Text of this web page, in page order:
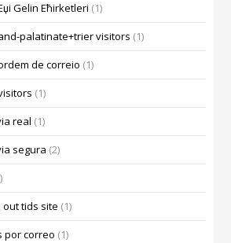
Gelin Ећirketleri (1)
palatinate+trier visitors (1)
de correio (1)
(1)
real (1)
segura (2)
out tids site (1)
por correo (1)